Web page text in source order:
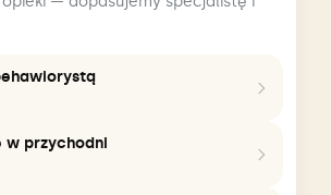
w przychodni